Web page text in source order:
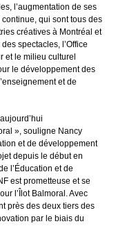
l’augmentation de ses
qui sont tous des
créatives à Montréal et
spectacles, l’Office
et le milieu culturel
le développement des
et de
», souligne Nancy
et de développement
depuis le début en
l’Éducation et de
est prometteuse et se
l’Îlot Balmoral. Avec
près des deux tiers des
par le biais du